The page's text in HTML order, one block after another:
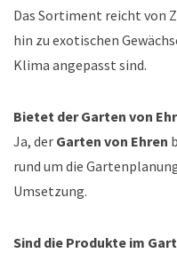
Das Sortiment reicht von
hin zu exotischen
Klima angepasst sind.
Bietet der Garten von
Ja, der Garten von Ehren
rund um die
Umsetzung.
Sind die Produkte im